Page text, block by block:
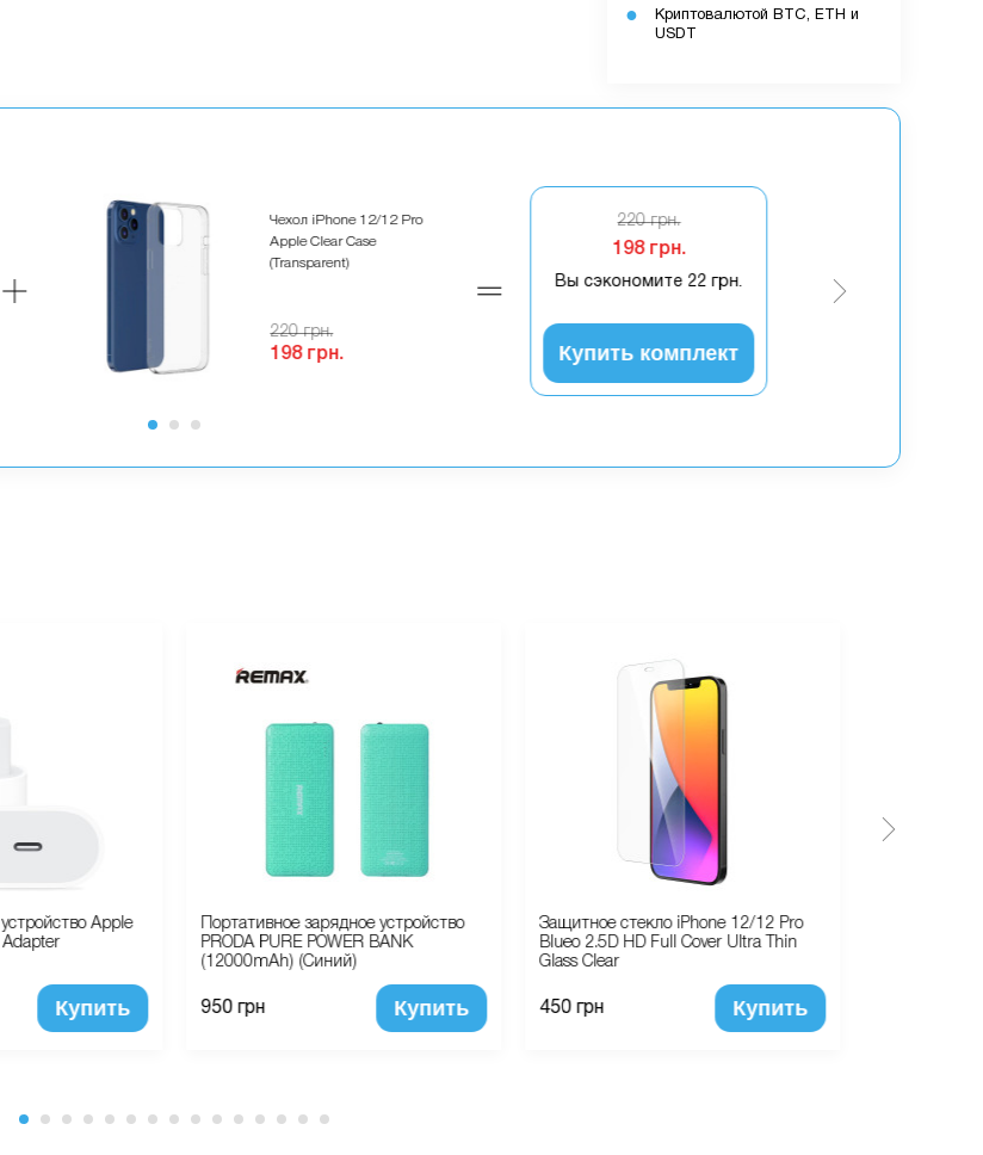
Криптовалютой BTC, ETH и
USDT
Чехол iPhone 12/12 Pro
Apple Clear Case
(Transparent)
220 грн.
198 грн.
220 грн.
198 грн.
Вы сэкономите 22 грн.
Купить комплект
Apple
Adapter
Купить
Портативное зарядное устройство
PRODA PURE POWER BANK
(12000mAh) (Синий)
950 грн Купить
Защитное стекло iPhone 12/12 Pro
Blueo 2.5D HD Full Cover Ultra Thin
Glass Clear
450 грн Купить